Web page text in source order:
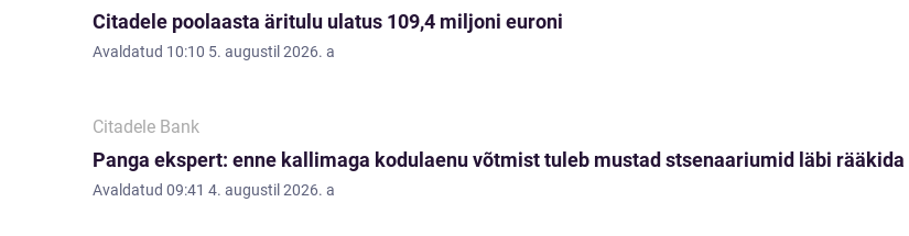
Citadele poolaasta äritulu ulatus 109,4 miljoni euroni
Avaldatud 10:10 5. augustil 2026. a
Citadele Bank
Panga ekspert: enne kallimaga kodulaenu võtmist tuleb mustad stsenaariumid läbi rääkida
Avaldatud 09:41 4. augustil 2026. a